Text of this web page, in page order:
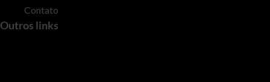
Contato
Outros links